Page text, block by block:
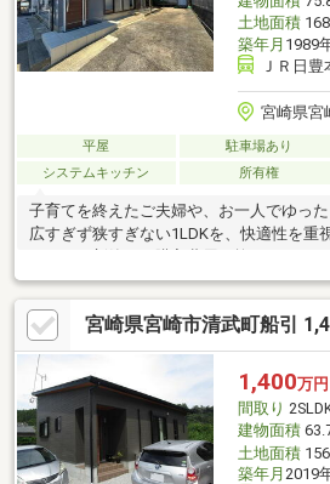
土地面積
築年月 1989
ＪＲ日
宮崎県宮
平屋 駐車場あり
システムキッチン
所有権
子育てを終えたご夫婦や、お一人でゆった
広すぎず狭すぎない1LDKを、快適性を重
ました。新築より購入費用を抑えながら
られる住まいです。住まいは毎日を過ご
だけでは分からない心地よさがあります
間の広がりや質感を、ぜひ現地でご体感く
で暮らしたい」と思える住まいに出会え
宮崎県宮崎市清武町船引
1,400万円
間取り
建物面積
土地面積
築年月 2019